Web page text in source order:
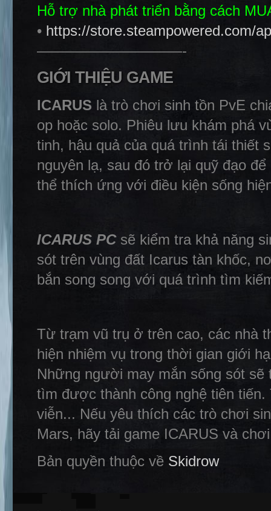
Hỗ trợ nhà phát triển bằng cách
• https://store.steampowered.com/
——————————-
GIỚI THIỆU GAME
ICARUS là trò chơi sinh tồn PvE
op hoặc solo. Phiêu lưu khám phá
tinh, hậu quả của quá trình tái thiết
nguyên lạ, sau đó trở lại quỹ đạo
thể thích ứng với điều kiện sống
ICARUS PC sẽ kiểm tra khả năng
sót trên vùng đất Icarus tàn khốc,
bắn song song với quá trình tìm
Từ trạm vũ trụ ở trên cao, các nhà
hiện nhiệm vụ trong thời gian giới
Những người may mắn sống sót sẽ
tìm được thành công nghệ tiên
viễn... Nếu yêu thích các trò chơi
Mars, hãy tải game ICARUS và
Bản quyền thuộc về Skidrow